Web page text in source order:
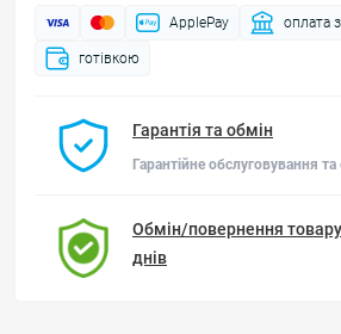
ApplePay оплата
готівкою
Гарантія та обмін
Гарантійне обслуговування та
Обмін/повернення
днів